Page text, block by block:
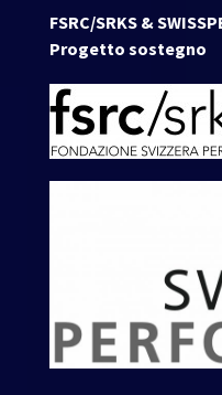
FSRC/SRKS &
Progetto sostegno